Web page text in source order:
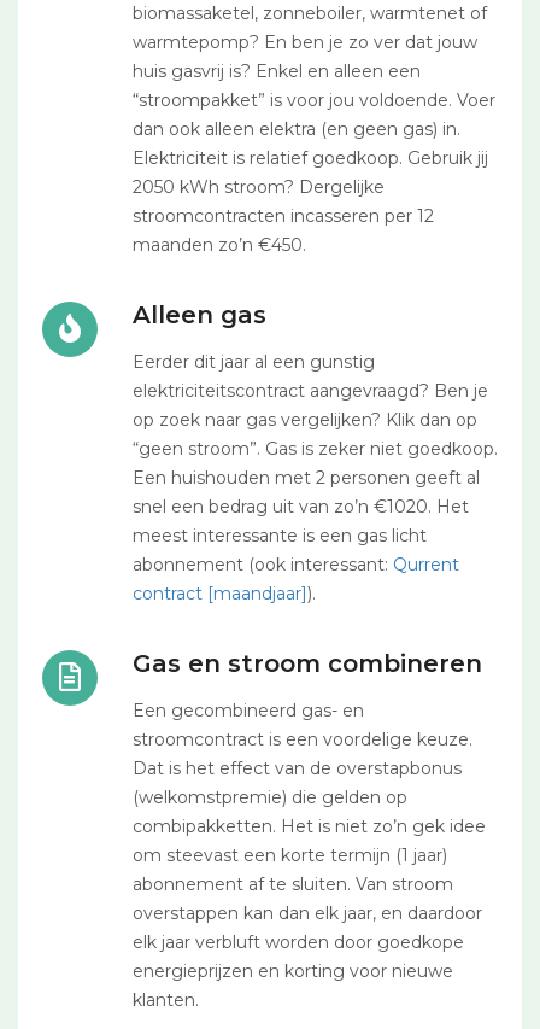
biomassaketel, zonneboiler, warmtenet of
warmtepomp? En ben je zo ver dat jouw
huis gasvrij is? Enkel en alleen een
“stroompakket” is voor jou voldoende. Voer
dan ook alleen elektra (en geen gas) in.
Elektriciteit is relatief goedkoop. Gebruik jij
2050 kWh stroom? Dergelijke
stroomcontracten incasseren per 12
maanden zo’n €450.
Alleen gas
Eerder dit jaar al een gunstig
elektriciteitscontract aangevraagd? Ben je
op zoek naar gas vergelijken? Klik dan op
“geen stroom”. Gas is zeker niet goedkoop.
Een huishouden met 2 personen geeft al
snel een bedrag uit van zo’n €1020. Het
meest interessante is een gas licht
abonnement (ook interessant: Qurrent
contract [maandjaar]).
Gas en stroom combineren
Een gecombineerd gas- en
stroomcontract is een voordelige keuze.
Dat is het effect van de overstapbonus
(welkomstpremie) die gelden op
combipakketten. Het is niet zo’n gek idee
om steevast een korte termijn (1 jaar)
abonnement af te sluiten. Van stroom
overstappen kan dan elk jaar, en daardoor
elk jaar verbluft worden door goedkope
energieprijzen en korting voor nieuwe
klanten.